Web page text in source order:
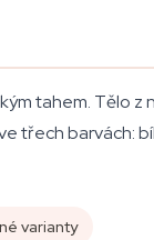
tahem. Tělo z
třech barvách:
varianty